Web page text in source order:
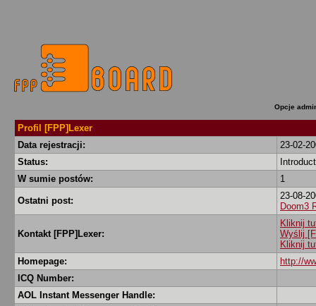
Opcje
Profil [FPP]Lexer
Data rejestracji:
23-02-
Status:
W sumie postów:
1
Ostatni post:
23-08-
Doom3
Kontakt [FPP]Lexer:
Kliknij
Wyślij
Kliknij
Homepage:
http://
ICQ Number:
AOL Instant Messenger Handle: